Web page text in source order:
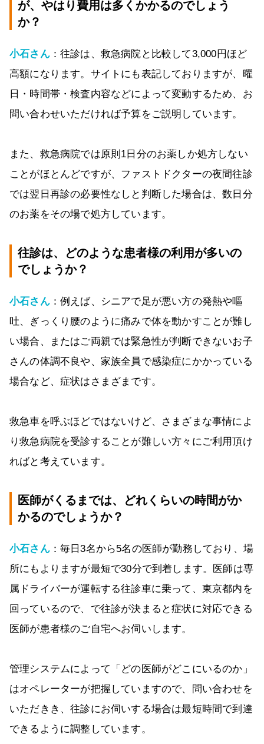
が、やはり費用は多くかかるのでしょう
か？
小石さん：往診は、救急病院と比較して3,000円ほど
高額になります。サイトにも表記しておりますが、曜
日・時間帯・検査内容などによって変動するため、お
問い合わせいただければ予算をご説明しています。
また、救急病院では原則1日分のお薬しか処方しない
ことがほとんどですが、ファストドクターの夜間往診
では翌日再診の必要性なしと判断した場合は、数日分
のお薬をその場で処方しています。
往診は、どのような患者様の利用が多いの
でしょうか？
小石さん：例えば、シニアで足が悪い方の発熱や嘔
吐、ぎっくり腰のように痛みで体を動かすことが難し
い場合、またはご両親では緊急性が判断できないお子
さんの体調不良や、家族全員で感染症にかかっている
場合など、症状はさまざまです。
救急車を呼ぶほどではないけど、さまざまな事情によ
り救急病院を受診することが難しい方々にご利用頂け
ればと考えています。
医師がくるまでは、どれくらいの時間がか
かるのでしょうか？
小石さん：毎日3名から5名の医師が勤務しており、場
所にもよりますが最短で30分で到着します。医師は専
属ドライバーが運転する往診車に乗って、東京都内を
回っているので、で往診が決まると症状に対応できる
医師が患者様のご自宅へお伺いします。
管理システムによって「どの医師がどこにいるのか」
はオペレーターが把握していますので、問い合わせを
いただきき、往診にお伺いする場合は最短時間で到達
できるように調整しています。